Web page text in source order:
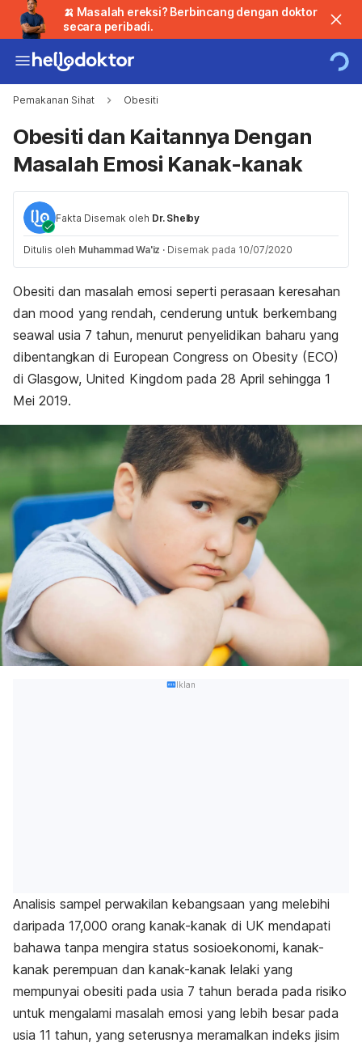
🍌 Masalah ereksi? Berbincang dengan doktor
secara peribadi.
Pemakanan Sihat Obesiti
Obesiti dan Kaitannya Dengan
Masalah Emosi Kanak-kanak
Fakta Disemak oleh Dr. Shelby
Ditulis oleh Muhammad Wa'iz · Disemak pada 10/07/2020
Obesiti dan masalah emosi seperti perasaan keresahan
dan mood yang rendah, cenderung untuk berkembang
seawal usia 7 tahun, menurut penyelidikan baharu yang
dibentangkan di European Congress on Obesity (ECO)
di Glasgow, United Kingdom pada 28 April sehingga 1
Mei 2019.
Iklan
Analisis sampel perwakilan kebangsaan yang melebihi
daripada 17,000 orang kanak-kanak di UK mendapati
bahawa tanpa mengira status sosioekonomi, kanak-
kanak perempuan dan kanak-kanak lelaki yang
mempunyai obesiti pada usia 7 tahun berada pada risiko
untuk mengalami masalah emosi yang lebih besar pada
usia 11 tahun, yang seterusnya meramalkan indeks jisim